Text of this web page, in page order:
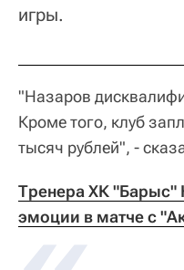
игры.
"Назаров
Кроме того, клуб
тысяч рублей", -
Тренера ХК "Барыс"
эмоции в матче с